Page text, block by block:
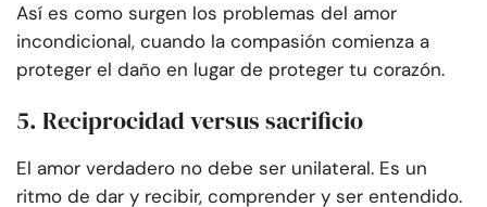
Así es como surgen los problemas del amor
incondicional, cuando la compasión comienza a
proteger el daño en lugar de proteger tu corazón.
5. Reciprocidad versus sacrificio
El amor verdadero no debe ser unilateral. Es un
ritmo de dar y recibir, comprender y ser entendido.